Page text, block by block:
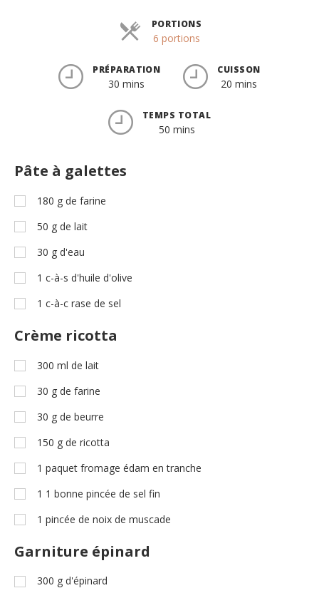
PORTIONS
6 portions
PRÉPARATION
30 mins
CUISSON
20 mins
TEMPS TOTAL
50 mins
Pâte à galettes
180 g de farine
50 g de lait
30 g d'eau
1 c-à-s d'huile d'olive
1 c-à-c rase de sel
Crème ricotta
300 ml de lait
30 g de farine
30 g de beurre
150 g de ricotta
1 paquet fromage édam en tranche
1 1 bonne pincée de sel fin
1 pincée de noix de muscade
Garniture épinard
300 g d'épinard